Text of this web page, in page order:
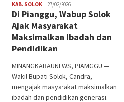
KAB. SOLOKRedaksi
27/02/2026
Di Pianggu, Wabup Solok
Ajak Masyarakat
Maksimalkan Ibadah dan
Pendidikan
MINANGKABAUNEWS, PIAMGGU —
Wakil Bupati Solok, Candra,
mengajak masyarakat maksimalkan
ibadah dan pendidikan generasi.